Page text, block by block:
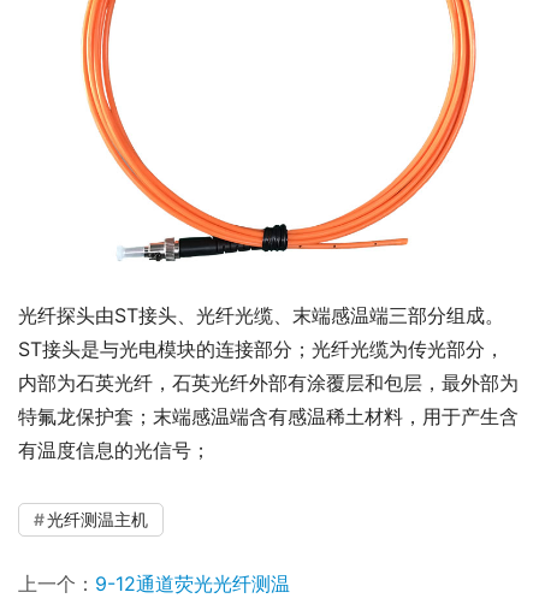
光纤探头由ST接头、光纤光缆、末端感温端三部分组成。
ST接头是与光电模块的连接部分；光纤光缆为传光部分，
内部为石英光纤，石英光纤外部有涂覆层和包层，最外部为
特氟龙保护套；末端感温端含有感温稀土材料，用于产生含
有温度信息的光信号；
光纤测温主机
上一个： 9-12通道荧光光纤测温